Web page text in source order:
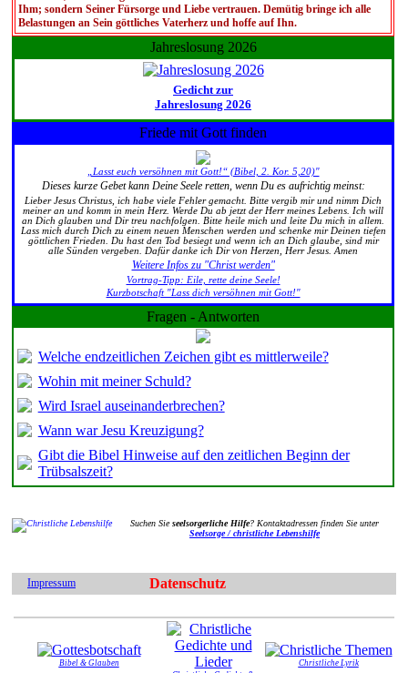
Ihm; sondern Seiner Fürsorge und Liebe vertrauen. Demütig bringe ich alle
Belastungen an Sein göttliches Vaterherz und hoffe auf Ihn.
Jahreslosung 2026
Gedicht zur
Jahreslosung 2026
Friede mit Gott finden
„Lasst euch versöhnen mit Gott!“ (Bibel, 2. Kor. 5,20)"
Dieses kurze Gebet kann Deine Seele retten, wenn Du es aufrichtig meinst:
Lieber Jesus Christus, ich habe viele Fehler gemacht. Bitte vergib mir und nimm Dich
meiner an und komm in mein Herz. Werde Du ab jetzt der Herr meines Lebens. Ich will
an Dich glauben und Dir treu nachfolgen. Bitte heile mich und leite Du mich in allem.
Lass mich durch Dich zu einem neuen Menschen werden und schenke mir Deinen tiefen
göttlichen Frieden. Du hast den Tod besiegt und wenn ich an Dich glaube, sind mir
alle Sünden vergeben. Dafür danke ich Dir von Herzen, Herr Jesus. Amen
Weitere Infos zu "Christ werden"
Vortrag-Tipp: Eile, rette deine Seele!
Kurzbotschaft "Lass dich versöhnen mit Gott!"
Fragen - Antworten
Welche endzeitlichen Zeichen gibt es mittlerweile?
Wohin mit meiner Schuld?
Wird Israel auseinanderbrechen?
Wann war Jesu Kreuzigung?
Gibt die Bibel Hinweise auf den zeitlichen Beginn der
Trübsalszeit?
Suchen Sieseelsorgerliche Hilfe? Kontaktadressen finden Sie unter
Seelsorge / christliche Lebenshilfe
Impressum Datenschutz
Bibel & Glauben
Christliche Lyrik